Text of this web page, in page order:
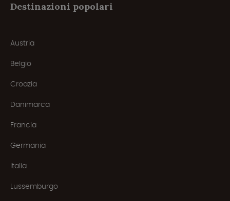
Destinazioni popolari
Austria
Belgio
Croazia
Danimarca
Francia
Germania
Italia
Lussemburgo